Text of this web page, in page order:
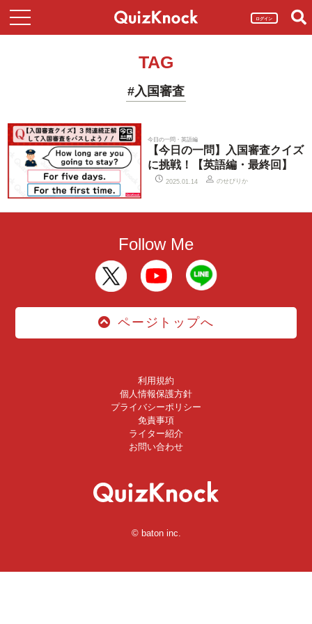
ログイン
TAG
#入国審査
今日の一問・英語編
【今日の一問】入国審査クイズ
に挑戦！【英語編・最終回】
2025.01.14 のせぴりか
Follow Me
ページトップへ
利用規約
個人情報保護方針
プライバシーポリシー
免責事項
ライター紹介
お問い合わせ
© baton inc.